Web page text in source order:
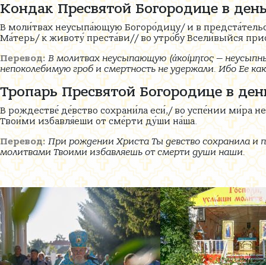
Кондак Пресвятой Богородице в
В моли́твах неусыпа́ющую Богоро́дицу/ и в
Ма́терь/ к животу́ преста́ви// во утро́бу Всели́выйся
Перевод: В молитвах неусыпающую (ἀκοίμητος —
непоколебимую гроб и смертность не удержали. Ибо Ее
Тропарь Пресвятой Богородице в
В рождестве́ де́вство сохрани́ла еси́,/ во успе́нии ми́ра
Твои́ми избавля́еши от сме́рти ду́ши на́ша.
Перевод: При рождении Христа Ты девство сохранила и
молитвами Твоими избавляешь от смерти души наши.